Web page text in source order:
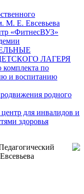
М. Е. Евсевьева
«ФитнесВУЗ»
ЛАГЕРЯ
комплекта по
и воспитанию
родного
для инвалидов и
здоровья